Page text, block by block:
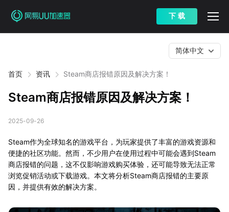
下 载
首页 资讯 Steam商店报错原因及解决方案！
简体中文
Steam商店报错原因及解决方案！
2025-09-26
Steam作为全球知名的游戏平台，为玩家提供了丰富的游戏资源和
便捷的社区功能。然而，不少用户在使用过程中可能会遇到Steam
商店报错的问题，这不仅影响游戏购买体验，还可能导致无法正常
浏览促销活动或下载游戏。本文将分析Steam商店报错的主要原
因，并提供有效的解决方案。